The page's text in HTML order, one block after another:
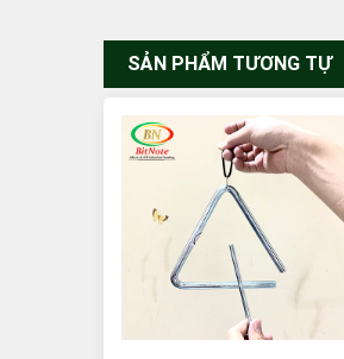
SẢN PHẨM TƯƠNG TỰ